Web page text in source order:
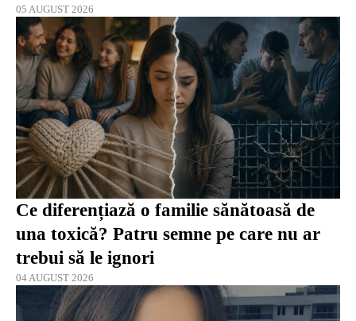
05 AUGUST 2026
Ce diferențiază o familie sănătoasă de
una toxică? Patru semne pe care nu ar
trebui să le ignori
04 AUGUST 2026